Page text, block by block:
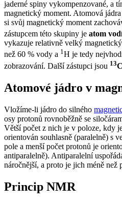
jaderné spiny vykompenzované, a
magnetický moment. Atomová jádra
si svůj magnetický moment
zástupcem této skupiny je atom
vykazuje relativně velký
než 60 % vody a 1H je tedy
zobrazování. Další zástupci jsou 13
Atomové jádro v
Vložíme-li jádro do silného
osy protonů rovnoběžně se
Větší počet z nich je v poloze, kdy
orientován souhlasně (paralelně) s
pole a menší počet protonů je
antiparalelně). Antiparalelní
náročnější, a proto je jich méně než
Princip NMR